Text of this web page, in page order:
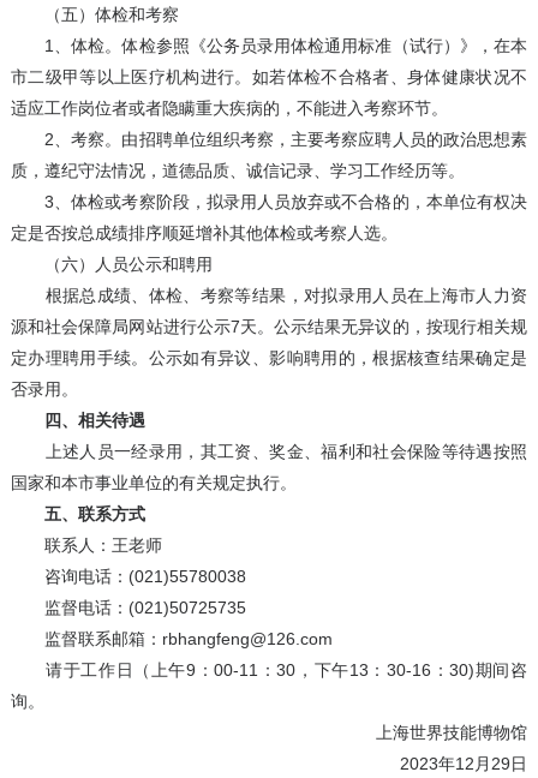
（五）体检和考察
1、体检。体检参照《公务员录用体检通用标准（试行）》，在本
市二级甲等以上医疗机构进行。如若体检不合格者、身体健康状况不
适应工作岗位者或者隐瞒重大疾病的，不能进入考察环节。
2、考察。由招聘单位组织考察，主要考察应聘人员的政治思想素
质，遵纪守法情况，道德品质、诚信记录、学习工作经历等。
3、体检或考察阶段，拟录用人员放弃或不合格的，本单位有权决
定是否按总成绩排序顺延增补其他体检或考察人选。
（六）人员公示和聘用
根据总成绩、体检、考察等结果，对拟录用人员在上海市人力资
源和社会保障局网站进行公示7天。公示结果无异议的，按现行相关规
定办理聘用手续。公示如有异议、影响聘用的，根据核查结果确定是
否录用。
四、相关待遇
上述人员一经录用，其工资、奖金、福利和社会保险等待遇按照
国家和本市事业单位的有关规定执行。
五、联系方式
联系人：王老师
咨询电话：(021)55780038
监督电话：(021)50725735
监督联系邮箱：rbhangfeng@126.com
请于工作日（上午9：00-11：30，下午13：30-16：30)期间咨
询。
上海世界技能博物馆
2023年12月29日